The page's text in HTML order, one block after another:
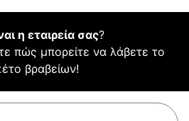
η εταιρεία σας?
πώς μπορείτε να λάβετε το
βραβείων!